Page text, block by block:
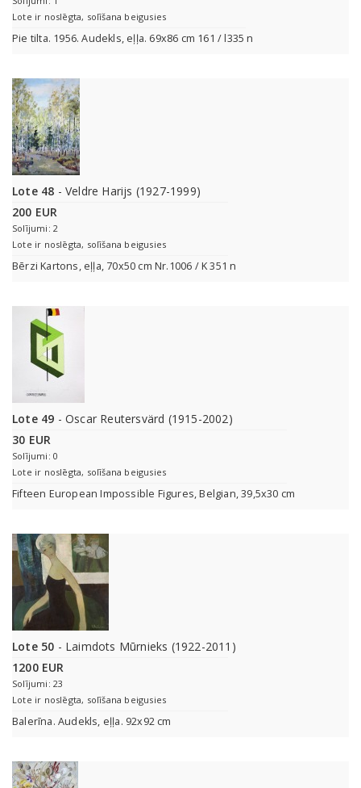
Lote ir noslēgta, solīšana beigusies
Pie tilta. 1956. Audekls, eļļa. 69x86 cm 161 / l335 n
Lote 48 - Veldre Harijs (1927-1999)
200 EUR
Solījumi: 2
Lote ir noslēgta, solīšana beigusies
Bērzi Kartons, eļļa, 70x50 cm Nr.1006 / K 351 n
Lote 49 - Oscar Reutersvärd (1915-2002)
30 EUR
Solījumi: 0
Lote ir noslēgta, solīšana beigusies
Fifteen European Impossible Figures, Belgian, 39,5x30 cm
Lote 50 - Laimdots Mūrnieks (1922-2011)
1200 EUR
Solījumi: 23
Lote ir noslēgta, solīšana beigusies
Balerīna. Audekls, eļļa. 92x92 cm